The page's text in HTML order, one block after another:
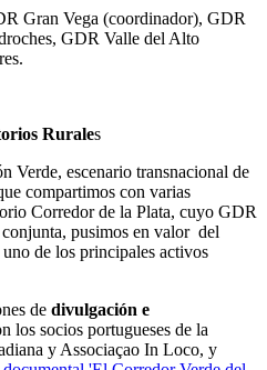
Gran Vega (coordinador), GDR
GDR Valle del Alto
Rurales
Verde, escenario transnacional de
compartimos con varias
Corredor de la Plata, cuyo GDR
pusimos en valor del
de los principales activos
de divulgación e
los socios portugueses de la
y Associaçao In Loco, y